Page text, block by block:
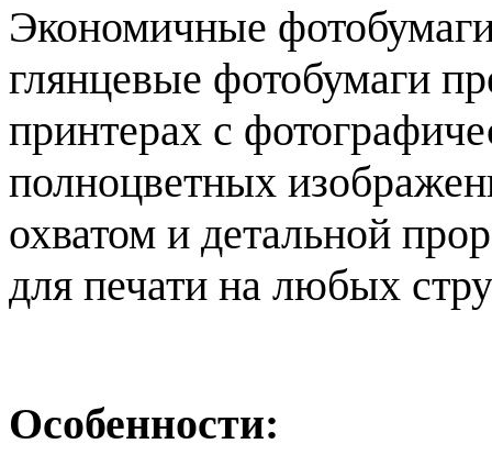
Экономичные
глянцевые фотобумаги
принтерах с
полноцветных
охватом и детальной
для печати на любых
Особенности: